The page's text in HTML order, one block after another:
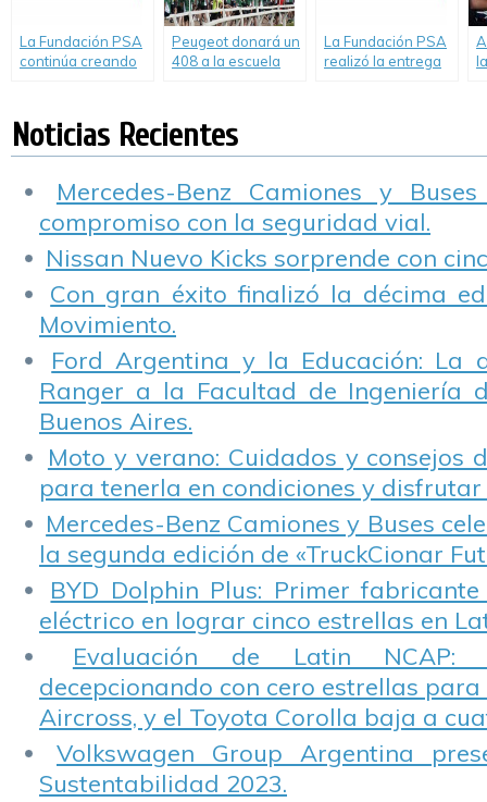
La Fundación PSA
continúa creando
Peugeot donará un
408 a la escuela
La Fundación PSA
realizó la entrega
Noticias Recientes
Mercedes-Benz Camiones y
compromiso con la seguridad vial.
Nissan Nuevo Kicks sorprende con
Con gran éxito finalizó la décima
Movimiento.
Ford Argentina y la Educación: La
Ranger a la Facultad de Ingeniería
Buenos Aires.
Moto y verano: Cuidados y consejos
para tenerla en condiciones y disfrutar
Mercedes-Benz Camiones y Buses
la segunda edición de «TruckCionar
BYD Dolphin Plus: Primer
eléctrico en lograr cinco estrellas en
Evaluación de Latin NCAP:
decepcionando con cero estrellas para
Aircross, y el Toyota Corolla baja a
Volkswagen Group Argentina
Sustentabilidad 2023.